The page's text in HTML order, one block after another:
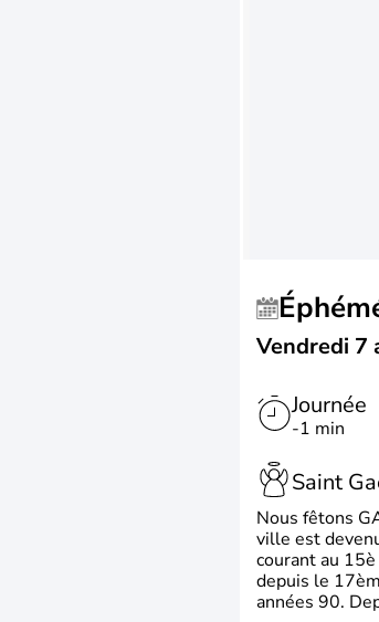
Vendredi 7
Journée
-1 min
Saint
Nous fêtons
ville est
courant au
depuis le
années 90.